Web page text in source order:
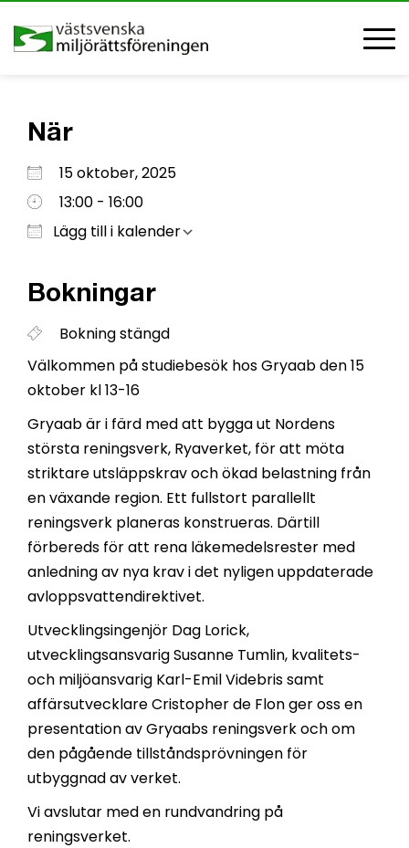
När
15 oktober, 2025
13:00 - 16:00
Lägg till i kalender
Ladda ner ICS
Bokningar
Bokning stängd
Välkommen på studiebesök hos Gryaab den 15
oktober kl 13-16
Gryaab är i färd med att bygga ut Nordens
största reningsverk, Ryaverket, för att möta
striktare utsläppskrav och ökad belastning från
en växande region. Ett fullstort parallellt
reningsverk planeras konstrueras. Därtill
förbereds för att rena läkemedelsrester med
anledning av nya krav i det nyligen uppdaterade
avloppsvattendirektivet.
Utvecklingsingenjör Dag Lorick,
utvecklingsansvarig Susanne Tumlin, kvalitets-
och miljöansvarig Karl-Emil Videbris samt
affärsutvecklare Cristopher de Flon ger oss en
presentation av Gryaabs reningsverk och om
den pågående tillståndsprövningen för
utbyggnad av verket.
Vi avslutar med en rundvandring på
reningsverket.